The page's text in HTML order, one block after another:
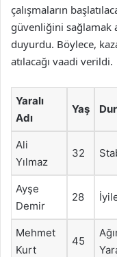
çalışmaların
güvenliğini sağlamak
duyurdu. Böylece,
atılacağı vaadi verildi.
Yaralı
Adı
Yaş
Ali
Yılmaz
32
Ayşe
Demir
28
Mehmet
Kurt
45